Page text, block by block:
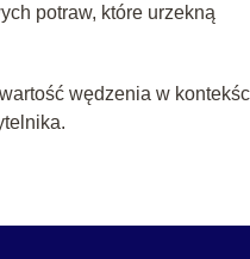
potraw, które urzekną
wędzenia w